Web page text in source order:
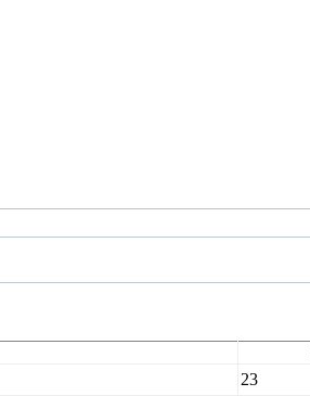
23